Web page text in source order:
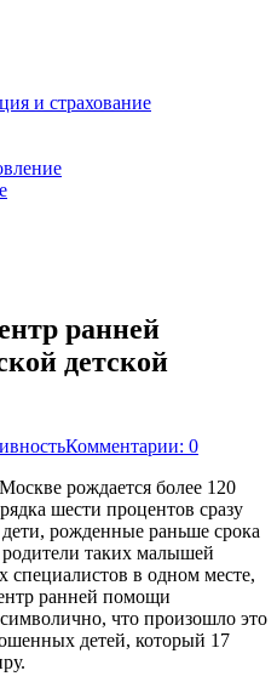
и страхование
ранней
детской
Комментарии: 0
рождается более 120
шести процентов сразу
рожденные раньше срока
таких малышей
в одном месте,
ранней помощи
что произошло это
детей, который 17